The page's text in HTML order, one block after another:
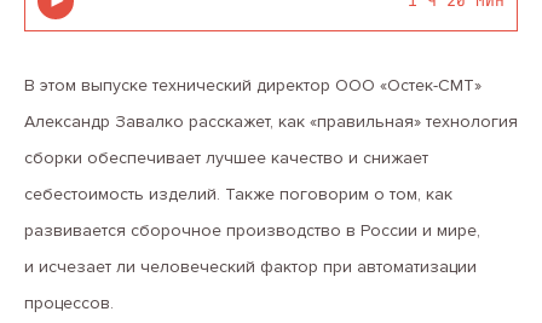
В этом выпуске технический директор ООО «Остек-СМТ»
Александр Завалко расскажет, как «правильная» технология
сборки обеспечивает лучшее качество и снижает
себестоимость изделий. Также поговорим о том, как
развивается сборочное производство в России и мире,
и исчезает ли человеческий фактор при автоматизации
процессов.